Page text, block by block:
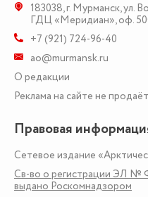
183038,г. Мурманск,ул.
ГДЦ «Меридиан», оф.
+7 (921) 724-96-40
ao@murmansk.ru
О редакции
Реклама на сайте не
Правовая
Сетевое издание
Св-во о регистрации ЭЛ №
выдано Роскомнадзором